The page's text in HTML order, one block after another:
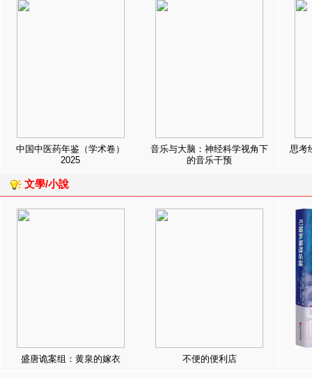
中国中医药年鉴（学术卷）
2025
音乐与大脑：神经科学视角下
的音乐干预
思考
文學/小說
盛唐诡案组：黄泉的嫁衣 不便的便利店